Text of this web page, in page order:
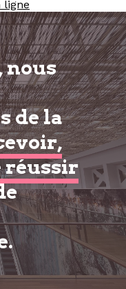
ligne
nous
de la
réussir